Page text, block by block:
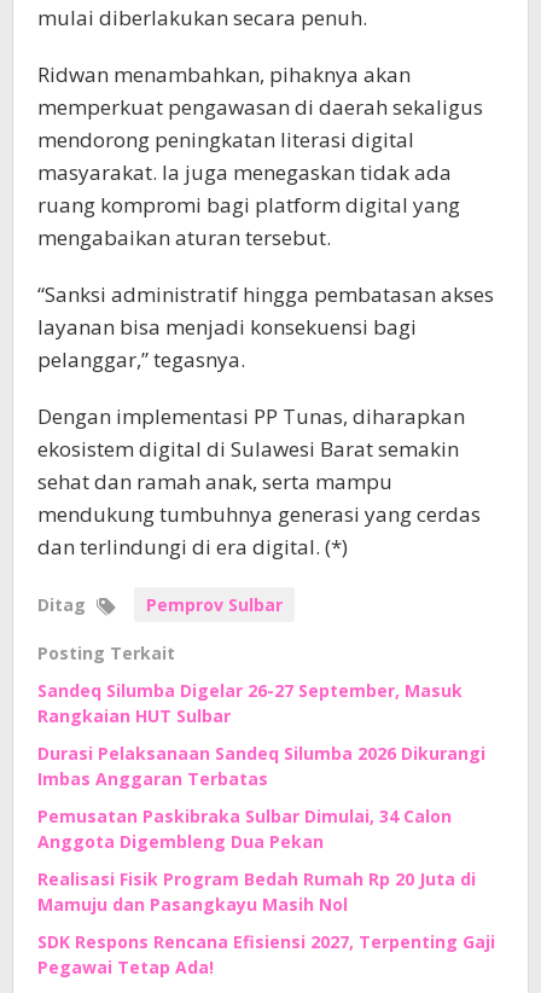
mulai diberlakukan secara penuh.
Ridwan menambahkan, pihaknya akan
memperkuat pengawasan di daerah sekaligus
mendorong peningkatan literasi digital
masyarakat. Ia juga menegaskan tidak ada
ruang kompromi bagi platform digital yang
mengabaikan aturan tersebut.
“Sanksi administratif hingga pembatasan akses
layanan bisa menjadi konsekuensi bagi
pelanggar,” tegasnya.
Dengan implementasi PP Tunas, diharapkan
ekosistem digital di Sulawesi Barat semakin
sehat dan ramah anak, serta mampu
mendukung tumbuhnya generasi yang cerdas
dan terlindungi di era digital. (*)
Ditag Pemprov Sulbar
Posting Terkait
Sandeq Silumba Digelar 26-27 September, Masuk
Rangkaian HUT Sulbar
Durasi Pelaksanaan Sandeq Silumba 2026 Dikurangi
Imbas Anggaran Terbatas
Pemusatan Paskibraka Sulbar Dimulai, 34 Calon
Anggota Digembleng Dua Pekan
Realisasi Fisik Program Bedah Rumah Rp 20 Juta di
Mamuju dan Pasangkayu Masih Nol
SDK Respons Rencana Efisiensi 2027, Terpenting Gaji
Pegawai Tetap Ada!